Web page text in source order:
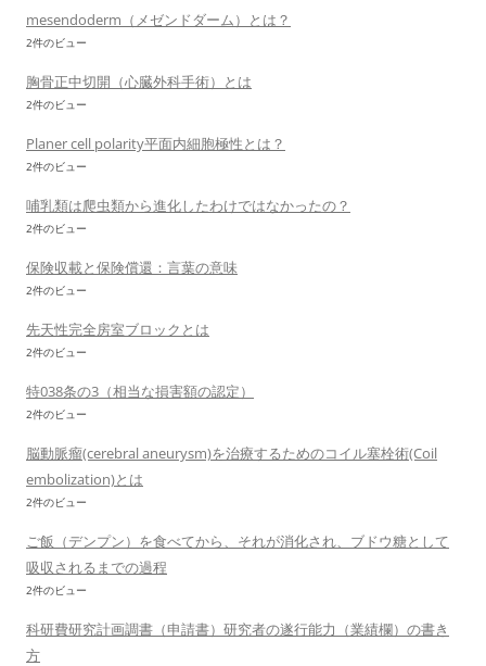
mesendoderm（メゼンドダーム）とは？
2件のビュー
胸骨正中切開（心臓外科手術）とは
2件のビュー
Planer cell polarity平面内細胞極性とは？
2件のビュー
哺乳類は爬虫類から進化したわけではなかったの？
2件のビュー
保険収載と保険償還：言葉の意味
2件のビュー
先天性完全房室ブロックとは
2件のビュー
特038条の3（相当な損害額の認定）
2件のビュー
脳動脈瘤(cerebral aneurysm)を治療するためのコイル塞栓術(Coil
embolization)とは
2件のビュー
ご飯（デンプン）を食べてから、それが消化され、ブドウ糖として
吸収されるまでの過程
2件のビュー
科研費研究計画調書（申請書）研究者の遂行能力（業績欄）の書き
方